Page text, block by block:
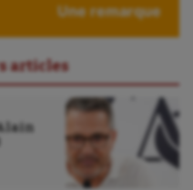
Une remarque
articles